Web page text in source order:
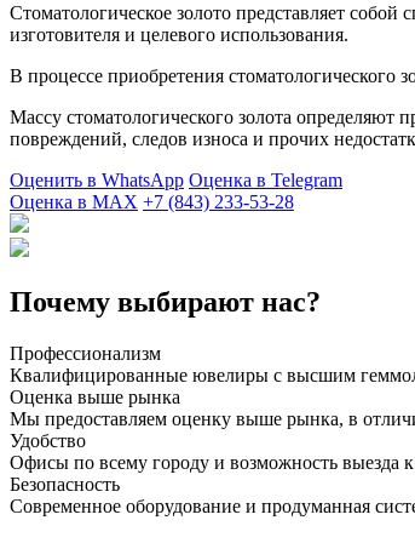
Стоматологическое золото представляет
изготовителя и целевого использования.
В процессе приобретения стоматологического
Массу стоматологического золота
повреждений, следов износа и прочих
Оценить в WhatsApp Оценка в Telegram
Оценка в MAX +7 (843) 233-53-28
Почему выбирают нас?
Профессионализм
Квалифицированные ювелиры с высшим
Оценка выше рынка
Мы предоставляем оценку выше рынка, в
Удобство
Офисы по всему городу и возможность выезда
Безопасность
Современное оборудование и продуманная